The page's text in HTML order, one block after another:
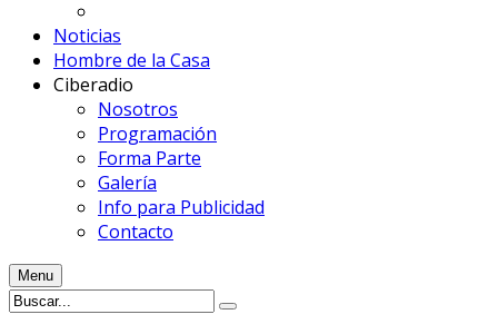
Noticias
Hombre de la Casa
Ciberadio
Nosotros
Programación
Forma Parte
Galería
Info para Publicidad
Contacto
Menu